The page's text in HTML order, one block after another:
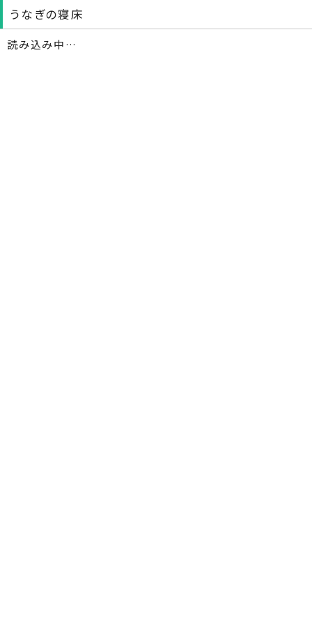
うなぎの寝床
読み込み中…